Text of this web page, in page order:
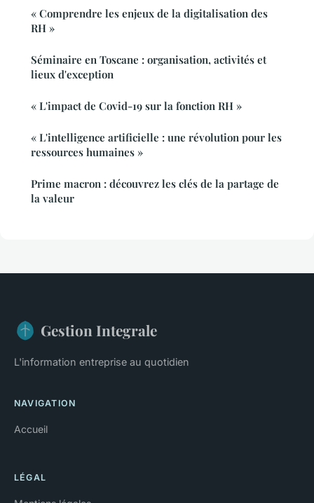
« Comprendre les enjeux de la digitalisation des
RH »
Séminaire en Toscane : organisation, activités et
lieux d'exception
« L'impact de Covid-19 sur la fonction RH »
« L'intelligence artificielle : une révolution pour les
ressources humaines »
Prime macron : découvrez les clés de la partage de
la valeur
Gestion Integrale
L'information entreprise au quotidien
NAVIGATION
Accueil
LÉGAL